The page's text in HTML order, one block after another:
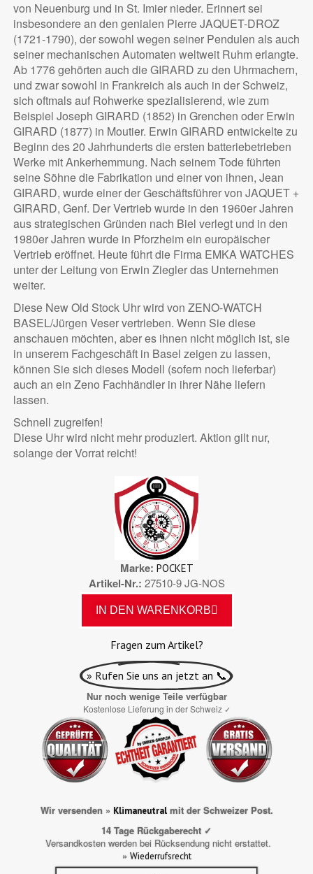
von Neuenburg und in St. Imier nieder. Erinnert sei
insbesondere an den genialen Pierre JAQUET-DROZ
(1721-1790), der sowohl wegen seiner Pendulen als auch
seiner mechanischen Automaten weltweit Ruhm erlangte.
Ab 1776 gehörten auch die GIRARD zu den Uhrmachern,
und zwar sowohl in Frankreich als auch in der Schweiz,
sich oftmals auf Rohwerke spezialisierend, wie zum
Beispiel Joseph GIRARD (1852) in Grenchen oder Erwin
GIRARD (1877) in Moutier. Erwin GIRARD entwickelte zu
Beginn des 20 Jahrhunderts die ersten batteriebetrieben
Werke mit Ankerhemmung. Nach seinem Tode führten
seine Söhne die Fabrikation und einer von ihnen, Jean
GIRARD, wurde einer der Geschäftsführer von JAQUET +
GIRARD, Genf. Der Vertrieb wurde in den 1960er Jahren
aus strategischen Gründen nach Biel verlegt und in den
1980er Jahren wurde in Pforzheim ein europäischer
Vertrieb eröffnet. Heute führt die Firma EMKA WATCHES
unter der Leitung von Erwin Ziegler das Unternehmen
weiter.
Diese New Old Stock Uhr wird von ZENO-WATCH
BASEL/Jürgen Veser vertrieben. Wenn Sie diese
anschauen möchten, aber es ihnen nicht möglich ist, sie
in unserem Fachgeschäft in Basel zeigen zu lassen,
können Sie sich dieses Modell (sofern noch lieferbar)
auch an ein Zeno Fachhändler in ihrer Nähe liefern
lassen.
Schnell zugreifen!
Diese Uhr wird nicht mehr produziert. Aktion gilt nur,
solange der Vorrat reicht!
Marke POCKET
Artikel-Nr. 27510-9 JG-NOS
IN DEN WARENKORB
Fragen zum Artikel?
» Rufen Sie uns an jetzt an 📞
Nur noch wenige Teile verfügbar
Kostenlose Lieferung in der Schweiz ✓
Wir versenden » Klimaneutralmit der Schweizer Post.
14 Tage Rückgaberecht ✓
Versandkosten werden bei Rücksendung nicht erstattet.
» Wiederrufsrecht